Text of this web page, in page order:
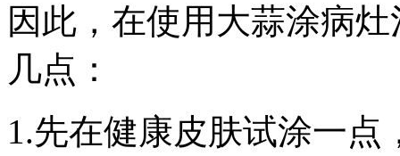
因此，在使用大蒜涂病
几点：
1.先在健康皮肤试涂一